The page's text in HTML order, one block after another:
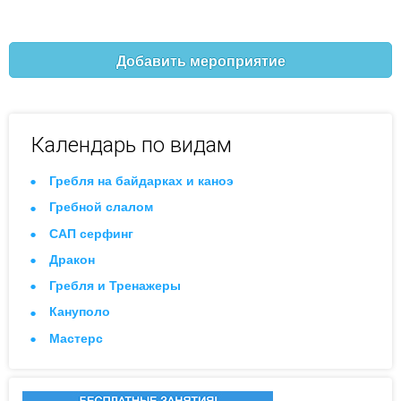
Добавить мероприятие
Календарь по видам
Гребля на байдарках и каноэ
Гребной слалом
САП серфинг
Дракон
Гребля и Тренажеры
Кануполо
Мастерс